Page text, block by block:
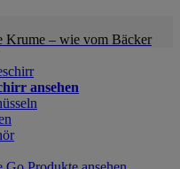
Krume – wie vom Bäcker
ansehen